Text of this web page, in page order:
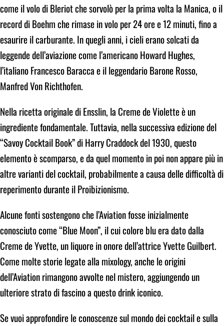
come il volo di Bleriot che sorvolò per la prima volta la Manica, o il
record di Boehm che rimase in volo per 24 ore e 12 minuti, fino a
esaurire il carburante. In quegli anni, i cieli erano solcati da
leggende dell’aviazione come l’americano Howard Hughes,
l’italiano Francesco Baracca e il leggendario Barone Rosso,
Manfred Von Richthofen.
Nella ricetta originale di Ensslin, la Creme de Violette è un
ingrediente fondamentale. Tuttavia, nella successiva edizione del
“Savoy Cocktail Book” di Harry Craddock del 1930, questo
elemento è scomparso, e da quel momento in poi non appare più in
altre varianti del cocktail, probabilmente a causa delle difficoltà di
reperimento durante il Proibizionismo.
Alcune fonti sostengono che l’Aviation fosse inizialmente
conosciuto come “Blue Moon”, il cui colore blu era dato dalla
Creme de Yvette, un liquore in onore dell’attrice Yvette Guilbert.
Come molte storie legate alla mixology, anche le origini
dell’Aviation rimangono avvolte nel mistero, aggiungendo un
ulteriore strato di fascino a questo drink iconico.
Se vuoi approfondire le conoscenze sul mondo dei cocktail e sulla